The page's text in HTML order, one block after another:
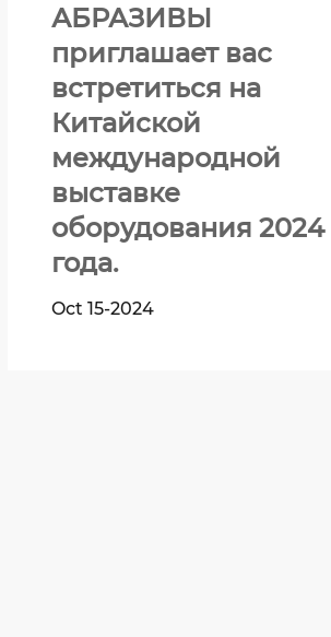
АБРАЗИВЫ
приглашает вас
встретиться на
Китайской
международной
выставке
оборудования 2024
года.
Oct 15-2024